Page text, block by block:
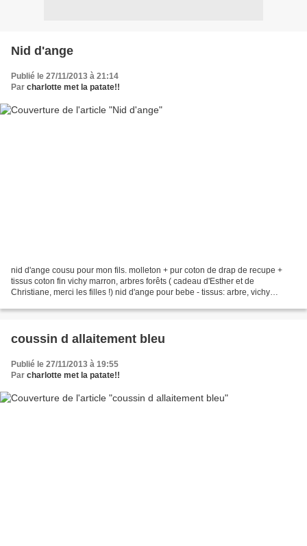
Nid d'ange
Publié le 27/11/2013 à 21:14
Par charlotte met la patate!!
nid d'ange cousu pour mon fils. molleton + pur coton de drap de recupe +
tissus coton fin vichy marron, arbres forêts ( cadeau d'Esther et de
Christiane, merci les filles !) nid d'ange pour bebe - tissus: arbre, vichy
coussin d allaitement bleu
Publié le 27/11/2013 à 19:55
Par charlotte met la patate!!